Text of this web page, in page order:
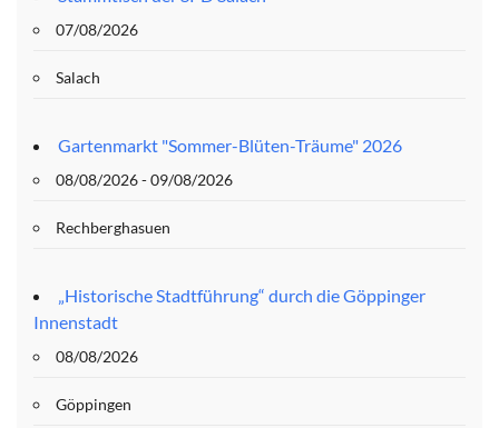
07/08/2026
Salach
Gartenmarkt "Sommer-Blüten-Träume" 2026
08/08/2026 - 09/08/2026
Rechberghasuen
„Historische Stadtführung“ durch die Göppinger
Innenstadt
08/08/2026
Göppingen